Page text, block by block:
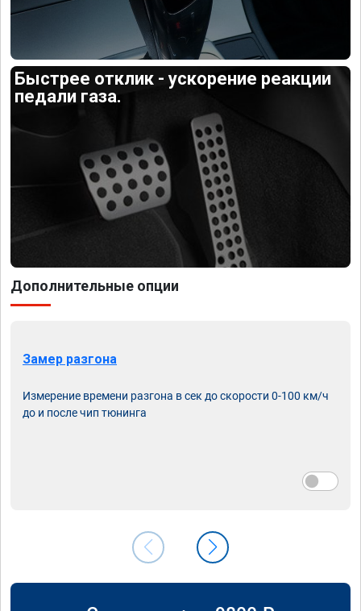
Быстрее отклик - ускорение реакции
педали газа.
Дополнительные опции
Замер разгона
Измерение времени разгона в сек до скорости 0-100 км/ч
до и после чип тюнинга